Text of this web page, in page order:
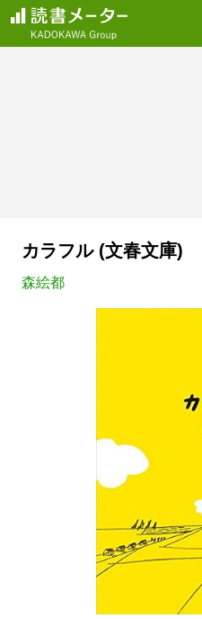
カラフル (文春文庫)
森絵都